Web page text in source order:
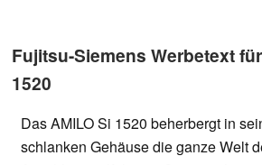
Fujitsu-Siemens Werbetext
1520
Das AMILO Si 1520 beherbergt in
schlanken Gehäuse die ganze Welt